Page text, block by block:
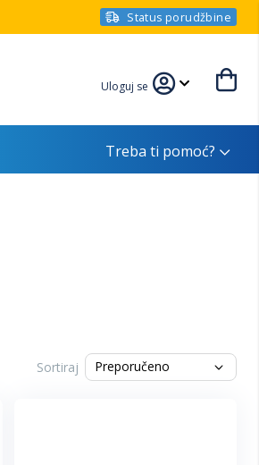
Status porudžbine
Uloguj se
Treba ti pomoć?
Sortiraj